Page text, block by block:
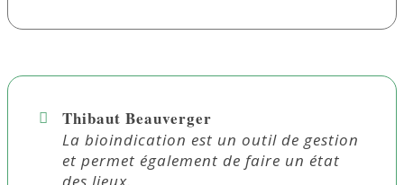
Thibaut Beauverger
La bioindication est un outil de gestion
et permet également de faire un état